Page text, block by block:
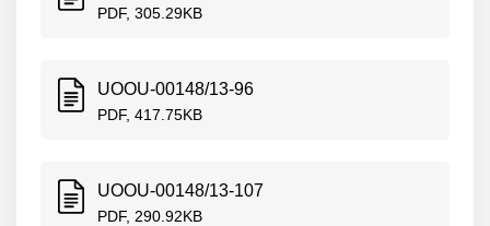
PDF, 305.29KB
UOOU-00148/13-96
PDF, 417.75KB
UOOU-00148/13-107
PDF, 290.92KB